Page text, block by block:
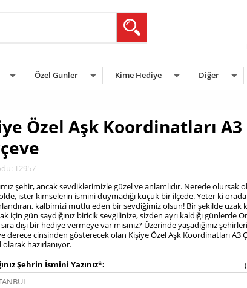
Özel Günler Kime Hediye Diğer
Özel Aşk Koordinatları A3
T2957
şehir, ancak sevdiklerimizle güzel ve anlamlıdır. Nerede olursak
ister kimselerin ismini duymadığı küçük bir ilçede. Yeter ki
kalbimizi mutlu eden bir sevdiğimiz olsun! Bir şekilde uzak
için gün saydığınız biricik sevgilinize, sizden ayrı kaldığı günlerde
dışı bir hediye vermeye var mısınız? Üzerinde yaşadığınız
derece cinsinden gösterecek olan Kişiye Özel Aşk Koordinatları A3
olarak hazırlanıyor.
Şehrin İsmini Yazınız*